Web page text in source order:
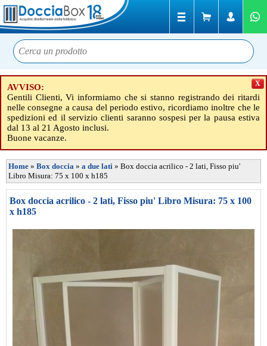
AVVISO:
Gentili Clienti, Vi informiamo che si stanno registrando dei ritardi
nelle consegne a causa del periodo estivo, ricordiamo inoltre che le
spedizioni ed il servizio clienti saranno sospesi per la pausa estiva
dal 13 al 21 Agosto inclusi.
Buone vacanze.
X
Home » Box doccia » a due lati » Box doccia acrilico - 2 lati, Fisso piu'
Libro Misura: 75 x 100 x h185
Box doccia acrilico - 2 lati, Fisso piu' Libro Misura: 75 x 100
x h185